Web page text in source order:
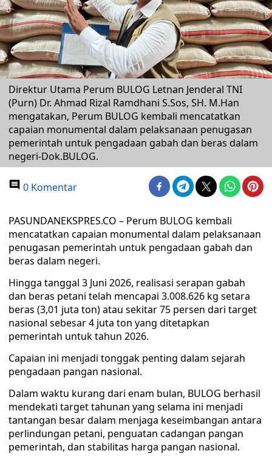
Direktur Utama Perum BULOG Letnan Jenderal TNI
(Purn) Dr. Ahmad Rizal Ramdhani S.Sos, SH. M.Han
mengatakan, Perum BULOG kembali mencatatkan
capaian monumental dalam pelaksanaan penugasan
pemerintah untuk pengadaan gabah dan beras dalam
negeri-Dok.BULOG.
0 Komentar
PASUNDANEKSPRES.CO – Perum BULOG kembali
mencatatkan capaian monumental dalam pelaksanaan
penugasan pemerintah untuk pengadaan gabah dan
beras dalam negeri.
Hingga tanggal 3 Juni 2026, realisasi serapan gabah
dan beras petani telah mencapai 3.008.626 kg setara
beras (3,01 juta ton) atau sekitar 75 persen dari target
nasional sebesar 4 juta ton yang ditetapkan
pemerintah untuk tahun 2026.
Capaian ini menjadi tonggak penting dalam sejarah
pengadaan pangan nasional.
Dalam waktu kurang dari enam bulan, BULOG berhasil
mendekati target tahunan yang selama ini menjadi
tantangan besar dalam menjaga keseimbangan antara
perlindungan petani, penguatan cadangan pangan
pemerintah, dan stabilitas harga pangan nasional.